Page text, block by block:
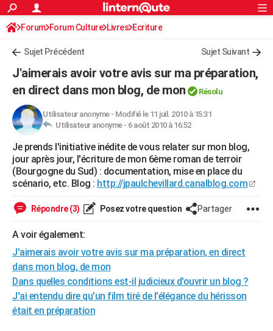
ACTUALITÉS
Politique
Société
Faits Divers
Education
Monde
Villes
+
Programme TV
Streaming
Sorties cinéma
Musique
FINANCE
Retraite
Impôts
Epargne
Immobilier
Risques naturels par ville
Banque
Assurance
Crédit
AUTO
Essais
Réserver un essai
Citadines
Berlines
SUV
Forum auto
HIGH-TECH
Mobiles
Meilleur smartphone
Internet
Ordinateurs
Jeux vidéo
Guide high-tech
+
BRICOLAGE
Forum
Aménagement intérieur
Extérieur
Cuisine
Salle de bains
Jardinage
Rangement
WEEK-END
Guides de France
Escapades
Patrimoine
Expositions
Musées
Week-end nature
LIFESTYLE
Art de vivre
Bien-être
Loisirs
Mode
Modes de vie
SANTE
Alimentation
Guide de la santé
Maladies
Médicaments
Sommeil
VOYAGE
Destinations
City break
Voyage nature
Voyage de noces
Forum
Climat
+PHOTO
GUIDES D'ACHAT
S'inscrire
Connexion
Forum Forum Culture Livres Ecriture
Sujet Précédent Sujet Suivant
J'aimerais avoir votre avis sur ma préparation,
en direct dans mon blog, de mon
Résolu
Utilisateur anonyme- Modifié le 11 juil. 2010 à 15:31
Utilisateur anonyme - 6 août 2010 à 16:52
Je prends l'initiative inédite de vous relater sur mon blog,
jour après jour, l'écriture de mon 6ème roman de terroir
(Bourgogne du Sud) : documentation, mise en place du
scénario, etc. Blog : http://jpaulchevillard.canalblog.com
Répondre (3) Posez votre question Partager
A voir également:
J'aimerais avoir votre avis sur ma préparation, en direct
dans mon blog, de mon
Dans quelles conditions est-il judicieux d'ouvrir un blog ?
J'ai entendu dire qu'un film tiré de l'élégance du hérisson
était en préparation